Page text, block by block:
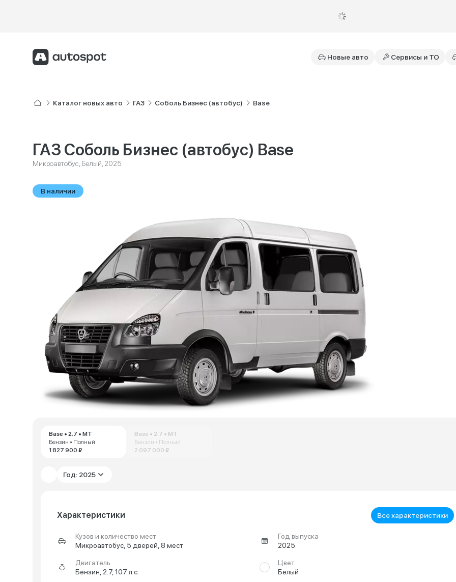
Новые авто Сервисы и ТО
Каталог новых авто ГАЗ Соболь Бизнес (автобус) Base
ГАЗ Соболь Бизнес (автобус) Base
Микроавтобус, Белый, 2025
В наличии
Base • 2.7 • MT
Бензин • Полный
1 827 900 ₽
Base • 2.7 • MT
Бензин • Полный
2 097 000 ₽
Год: 2025
Характеристики Все характеристики
Кузов и количество мест
Микроавтобус, 5 дверей, 8 мест
Двигатель
Бензин, 2.7, 107 л.с.
Год выпуска
2025
Цвет
Белый